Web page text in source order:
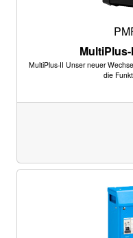
MultiPlus-
MultiPlus-II Unser neuer
die